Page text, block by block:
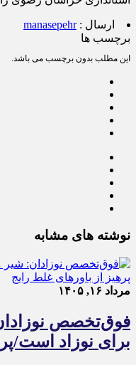
ارسال :manasepehr
برچسب ها
این مطلب بدون برچسب می باشد.
نوشته های مشابه
مرداد ۱۶, ۱۴۰۵
فوق‌تخصص
برای نوزاد است/